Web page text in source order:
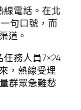
線電話。在北
句口號，而
道。
任務人員7×24
，熱線受理
群眾急難愁